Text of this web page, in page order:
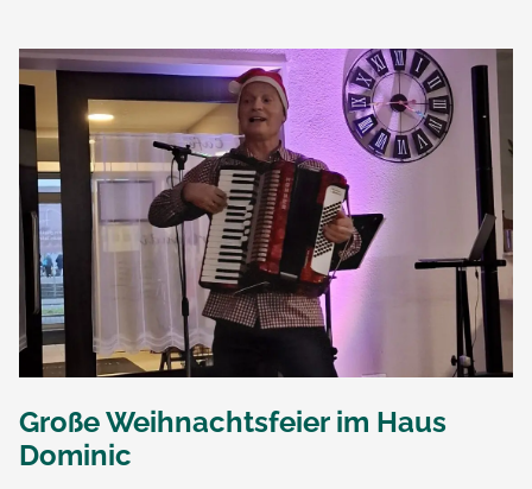
Große Weihnachtsfeier im Haus
Dominic